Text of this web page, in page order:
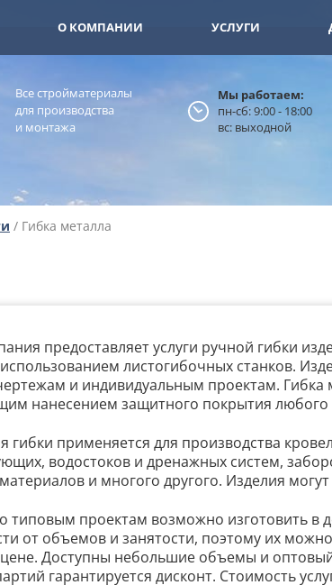
О КОМПАНИИ УСЛУГИ
Все стройматериалы
для производства
и монтажа
Мы работаем:
пн-сб: 9:00 - 18:00
вс: выходной
/ Гибка металла
предоставляет услуги ручной гибки
листогибочных станков.
и индивидуальным проектам. Гибка
нанесением защитного покрытия любого
гибки применяется для производства
водостоков и дренажных систем,
и многого другого. Изделия
типовым проектам возможно изготовить в
от объемов и занятости, поэтому их
Доступны небольшие объемы и
гарантируется дисконт. Стоимость